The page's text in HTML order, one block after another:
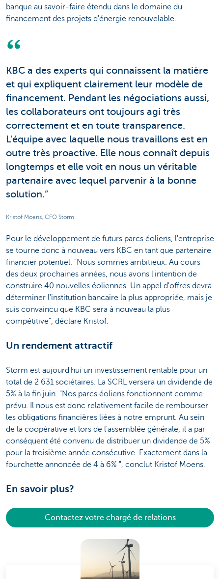
banque au savoir-faire étendu dans le domaine du
financement des projets d'énergie renouvelable.
KBC a des experts qui connaissent la matière
et qui expliquent clairement leur modèle de
financement. Pendant les négociations aussi,
les collaborateurs ont toujours agi très
correctement et en toute transparence.
L'équipe avec laquelle nous travaillons est en
outre très proactive. Elle nous connaît depuis
longtemps et elle voit en nous un véritable
partenaire avec lequel parvenir à la bonne
solution.”
Kristof Moens, CFO Storm
Pour le développement de futurs parcs éoliens, l'entreprise
se tourne donc à nouveau vers KBC en tant que partenaire
financier potentiel. "Nous sommes ambitieux. Au cours
des deux prochaines années, nous avons l'intention de
construire 40 nouvelles éoliennes. Un appel d'offres devra
déterminer l'institution bancaire la plus appropriée, mais je
suis convaincu que KBC sera à nouveau la plus
compétitive", déclare Kristof.
Un rendement attractif
Storm est aujourd'hui un investissement rentable pour un
total de 2 631 sociétaires. La SCRL versera un dividende de
5% à la fin juin. "Nos parcs éoliens fonctionnent comme
prévu. Il nous est donc relativement facile de rembourser
les obligations financières liées à notre emprunt. Au sein
de la coopérative et lors de l'assemblée générale, il a par
conséquent été convenu de distribuer un dividende de 5%
pour la troisième année consécutive. Exactement dans la
fourchette annoncée de 4 à 6% ", conclut Kristof Moens.
En savoir plus?
Contactez votre chargé de relations